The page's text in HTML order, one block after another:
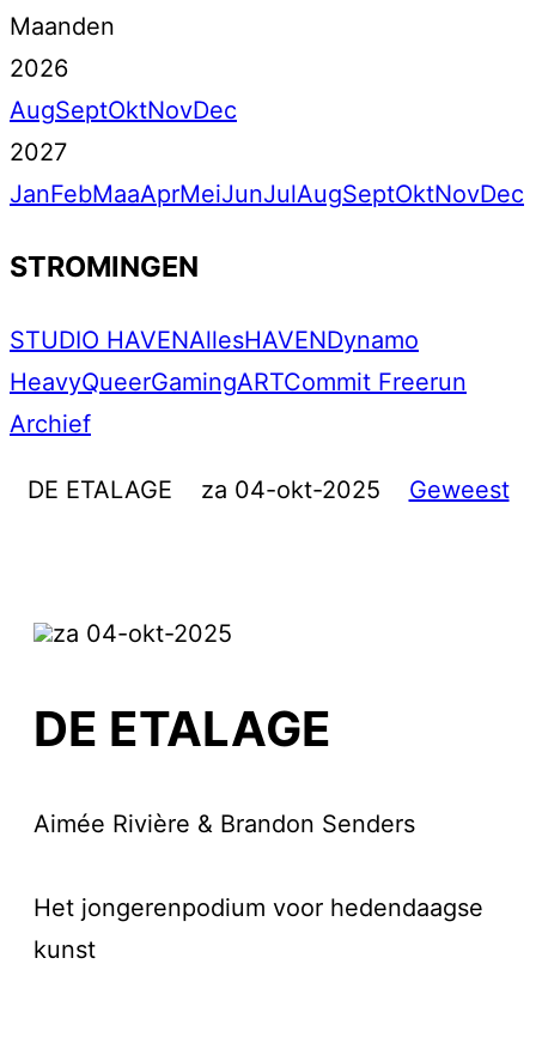
Maanden
2026
AugSeptOktNovDec
2027
JanFebMaaAprMeiJunJulAugSeptOktNovDec
STROMINGEN
STUDIO HAVENAllesHAVENDynamo
HeavyQueerGamingARTCommit Freerun
Archief
DE ETALAGE za 04-okt-2025 Geweest
za 04-okt-2025
DE ETALAGE
Aimée Rivière & Brandon Senders
Het jongerenpodium voor hedendaagse
kunst